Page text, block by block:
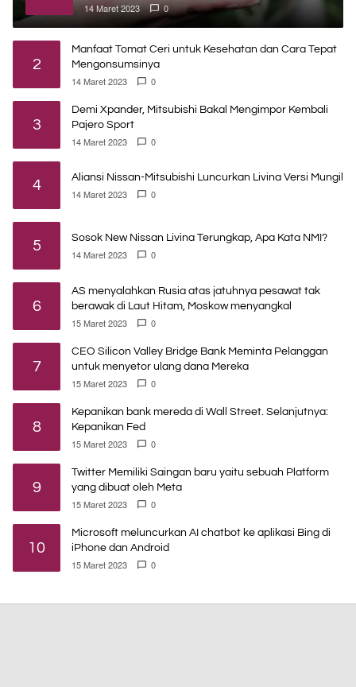
14 Maret 2023 0
2
Manfaat Tomat Ceri untuk Kesehatan dan Cara Tepat
Mengonsumsinya
14 Maret 2023 0
3
Demi Xpander, Mitsubishi Bakal Mengimpor Kembali
Pajero Sport
14 Maret 2023 0
4 Aliansi Nissan-Mitsubishi Luncurkan Livina Versi Mungil
14 Maret 2023 0
5 Sosok New Nissan Livina Terungkap, Apa Kata NMI?
14 Maret 2023 0
6
AS menyalahkan Rusia atas jatuhnya pesawat tak
berawak di Laut Hitam, Moskow menyangkal
15 Maret 2023 0
7
CEO Silicon Valley Bridge Bank Meminta Pelanggan
untuk menyetor ulang dana Mereka
15 Maret 2023 0
8
Kepanikan bank mereda di Wall Street. Selanjutnya:
Kepanikan Fed
15 Maret 2023 0
9
Twitter Memiliki Saingan baru yaitu sebuah Platform
yang dibuat oleh Meta
15 Maret 2023 0
10
Microsoft meluncurkan AI chatbot ke aplikasi Bing di
iPhone dan Android
15 Maret 2023 0